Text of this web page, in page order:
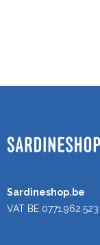
Sardineshop.be
VAT BE 0771.962.523